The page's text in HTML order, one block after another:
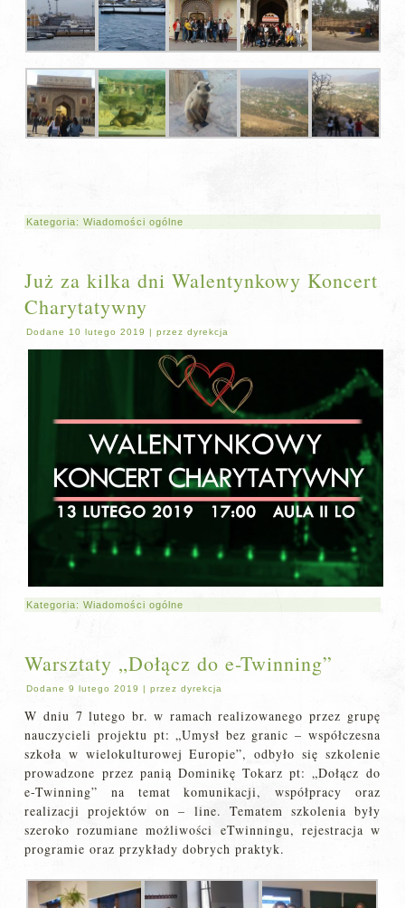
Kategoria:Wiadomości ogólne
Już za kilka dni Walentynkowy Koncert
Charytatywny
Dodane 10 lutego 2019 |przez dyrekcja
Kategoria:Wiadomości ogólne
Warsztaty „Dołącz do e-Twinning”
Dodane 9 lutego 2019 |przez dyrekcja
W dniu 7 lutego br. w ramach realizowanego przez grupę
nauczycieli projektu pt: „Umysł bez granic – współczesna
szkoła w wielokulturowej Europie”, odbyło się szkolenie
prowadzone przez panią Dominikę Tokarz pt: „Dołącz do
e-Twinning” na temat komunikacji, współpracy oraz
realizacji projektów on – line. Tematem szkolenia były
szeroko rozumiane możliwości eTwinningu, rejestracja w
programie oraz przykłady dobrych praktyk.